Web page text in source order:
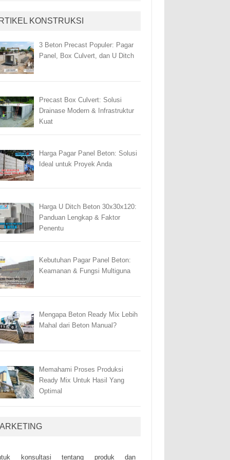
KONSTRUKSI
3 Beton Precast Populer: Pagar
Panel, Box Culvert, dan U Ditch
Precast Box Culvert: Solusi
Drainase Modern & Infrastruktur
Kuat
Harga Pagar Panel Beton: Solusi
Ideal untuk Proyek Anda
Harga U Ditch Beton 30x30x120:
Panduan Lengkap & Faktor
Penentu
Kebutuhan Pagar Panel Beton:
Keamanan & Fungsi Multiguna
Mengapa Beton Ready Mix Lebih
Mahal dari Beton Manual?
Memahami Proses Produksi
Ready Mix Untuk Hasil Yang
Optimal
kоnsultаsі tеntаng рrоduk dаn